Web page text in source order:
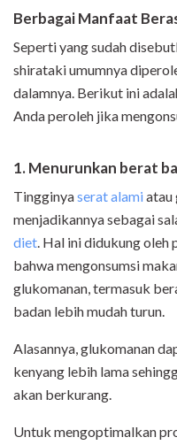
Berbagai Manfaat
Seperti yang sudah
shirataki umumnya
dalamnya. Berikut ini
Anda peroleh jika
1. Menurunkan berat
Tingginyaserat alamiatau
menjadikannya sebagai
diet. Hal ini didukung oleh
bahwa mengonsumsi
glukomanan, termasuk
badan lebih mudah turun.
Alasannya, glukomanan
kenyang lebih lama
akan berkurang.
Untuk mengoptimalkan